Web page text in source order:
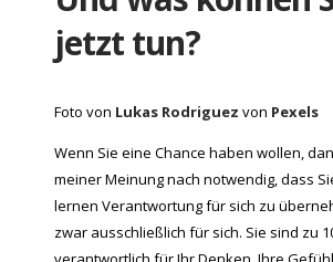
jetzt tun?
Foto von Lukas Rodriguez von Pexels
Wenn Sie eine Chance haben wollen,
meiner Meinung nach notwendig, dass
lernen Verantwortung für sich zu
zwar ausschließlich für sich. Sie sind zu